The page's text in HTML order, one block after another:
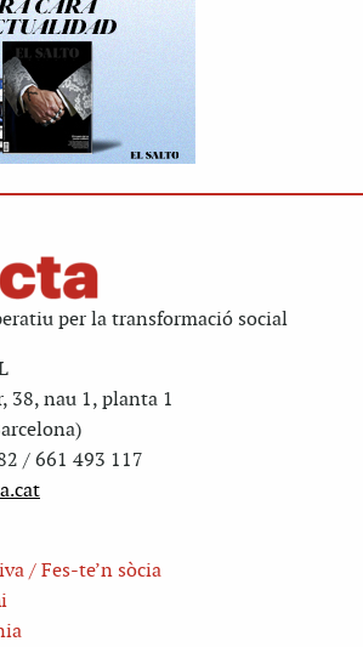
per la transformació social
38, nau 1, planta 1
/ 661 493 117
/ Fes-te’n sòcia